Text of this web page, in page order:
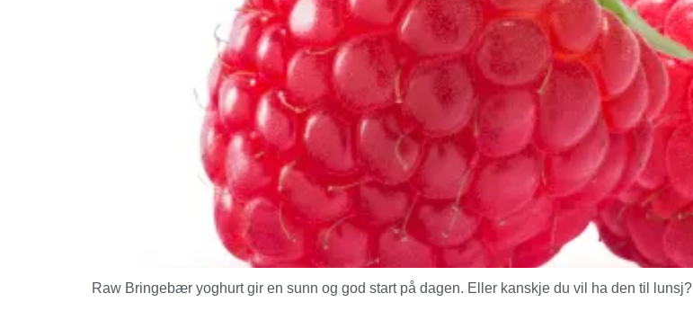
Raw Bringebær yoghurt gir en sunn og god start på dagen. Eller kanskje du vil ha den til lunsj?